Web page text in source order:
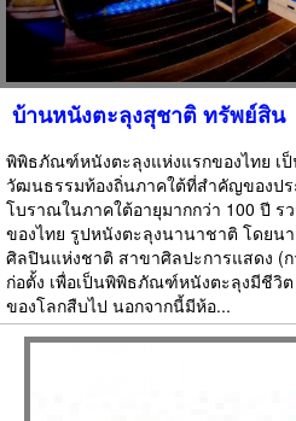
บ้านหนังตะลุงสุชาติ ทรัพย์สิน
พิพิธภัณฑ์หนังตะลุงแห่งแรกของไทย เป็
วัฒนธรรมท้องถิ่นภาคใต้ที่สำคัญของปร
โบราณในภาคใต้อายุมากกว่า 100 ปี ร
ของไทย รูปหนังตะลุงนานาชาติ โดยน
ศิลปินแห่งชาติ สาขาศิลปะการแสดง (
ก่อตั้ง เพื่อเป็นพิพิธภัณฑ์หนังตะลุงมีชีวิ
ของโลกสืบไป นอกจากนี้มีห้อ...